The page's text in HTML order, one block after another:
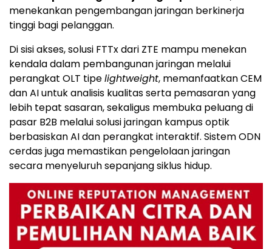
menekankan pengembangan jaringan berkinerja
tinggi bagi pelanggan.
Di sisi akses, solusi FTTx dari ZTE mampu menekan
kendala dalam pembangunan jaringan melalui
perangkat OLT tipelightweight, memanfaatkan CEM
dan AI untuk analisis kualitas serta pemasaran yang
lebih tepat sasaran, sekaligus membuka peluang di
pasar B2B melalui solusi jaringan kampus optik
berbasiskan AI dan perangkat interaktif. Sistem ODN
cerdas juga memastikan pengelolaan jaringan
secara menyeluruh sepanjang siklus hidup.